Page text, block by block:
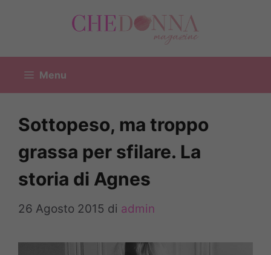
Menu
Sottopeso, ma troppo
grassa per sfilare. La
storia di Agnes
26 Agosto 2015 di admin